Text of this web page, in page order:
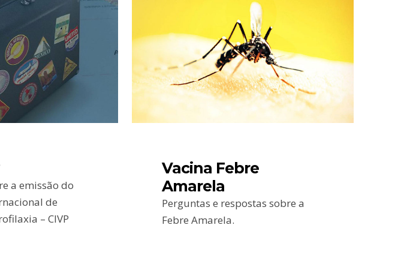
a emissão do
de
– CIVP
Vacina Febre
Amarela
Perguntas e respostas sobre a
Febre Amarela.